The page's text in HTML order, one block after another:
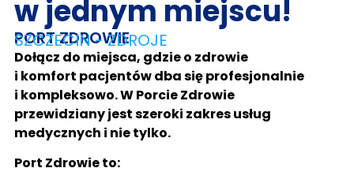
w jednym miejscu!
PORT ZDROWIE
SZCZECIN - ZDROJE
Dołącz do miejsca, gdzie o zdrowie
i komfort pacjentów dba się profesjonalnie
i kompleksowo. W Porcie Zdrowie
przewidziany jest szeroki zakres usług
medycznych i nie tylko.
Port Zdrowie to: